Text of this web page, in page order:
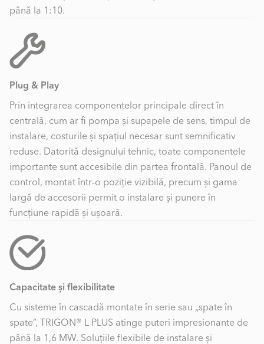
până la 1:10.
Plug & Play
Prin integrarea componentelor principale direct în
centrală, cum ar fi pompa și supapele de sens, timpul de
instalare, costurile și spațiul necesar sunt semnificativ
reduse. Datorită designului tehnic, toate componentele
importante sunt accesibile din partea frontală. Panoul de
control, montat într-o poziție vizibilă, precum și gama
largă de accesorii permit o instalare și punere în
funcțiune rapidă și ușoară.
Capacitate și flexibilitate
Cu sisteme în cascadă montate în serie sau „spate în
spate”, TRIGON® L PLUS atinge puteri impresionante de
până la 1,6 MW. Soluțiile flexibile de instalare și